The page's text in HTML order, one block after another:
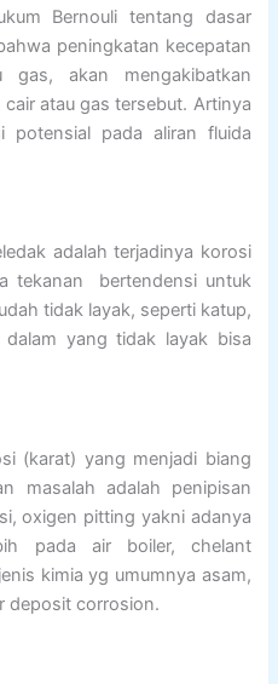
Bernouli tentang dasar
peningkatan kecepatan
akan mengakibatkan
atau gas tersebut. Artinya
potensial pada aliran fluida
adalah terjadinya korosi
tekanan bertendensi untuk
tidak layak, seperti katup,
yang tidak layak bisa
(karat) yang menjadi biang
masalah adalah penipisan
oxigen pitting yakni adanya
pada air boiler, chelant
kimia yg umumnya asam,
deposit corrosion.